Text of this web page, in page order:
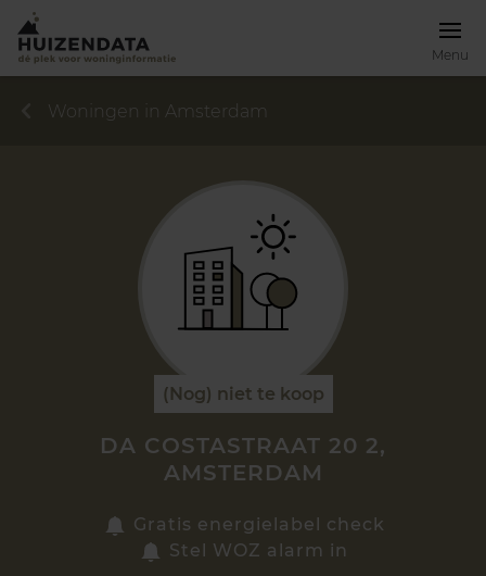
Menu
Woningen in Amsterdam
(Nog) niet te koop
DA COSTASTRAAT 20 2,
AMSTERDAM
Gratis energielabel check
Stel WOZ alarm in